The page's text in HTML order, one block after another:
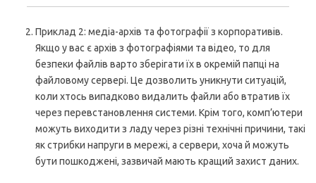
Приклад 2: медіа-архів та фотографії з корпоративів.
Якщо у вас є архів з фотографіями та відео, то для
безпеки файлів варто зберігати їх в окремій папці на
файловому сервері. Це дозволить уникнути ситуацій,
коли хтось випадково видалить файли або втратив їх
через перевстановлення системи. Крім того, комп’ютери
можуть виходити з ладу через різні технічні причини, такі
як стрибки напруги в мережі, а сервери, хоча й можуть
бути пошкоджені, зазвичай мають кращий захист даних.